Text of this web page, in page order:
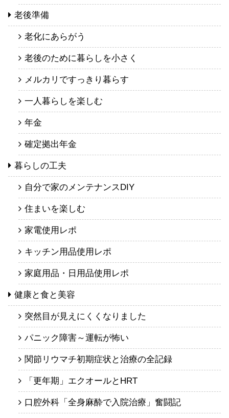
老後準備
老化にあらがう
老後のために暮らしを小さく
メルカリですっきり暮らす
一人暮らしを楽しむ
年金
確定拠出年金
暮らしの工夫
自分で家のメンテナンスDIY
住まいを楽しむ
家電使用レポ
キッチン用品使用レポ
家庭用品・日用品使用レポ
健康と食と美容
突然目が見えにくくなりました
パニック障害～運転が怖い
関節リウマチ初期症状と治療の全記録
「更年期」エクオールとHRT
口腔外科「全身麻酔で入院治療」奮闘記